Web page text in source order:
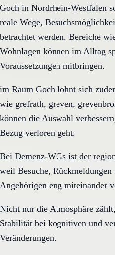
Goch in Nordrhein-Westfalen
reale Wege,
betrachtet werden. Bereiche
Wohnlagen können im Alltag
Voraussetzungen mitbringen.
im Raum Goch lohnt sich
wie grefrath, greven,
können die Auswahl
Bezug verloren geht.
Bei Demenz-WGs ist der
weil Besuche,
Angehörigen eng miteinander
Nicht nur die Atmosphäre
Stabilität bei kognitiven und
Veränderungen.